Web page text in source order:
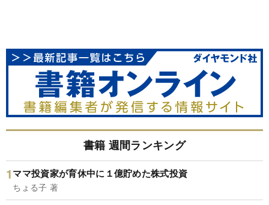
書籍 週間ランキング
ママ投資家が育休中に１億貯めた株式投資
ちょる子 著